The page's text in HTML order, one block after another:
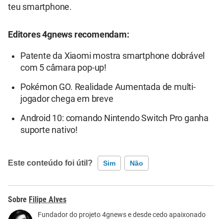
teu smartphone.
Editores 4gnews recomendam:
Patente da Xiaomi mostra smartphone dobrável
com 5 câmara pop-up!
Pokémon GO. Realidade Aumentada de multi-
jogador chega em breve
Android 10: comando Nintendo Switch Pro ganha
suporte nativo!
Este conteúdo foi útil? Sim Não
Este conteúdo contém informação incorreta
Este conteúdo não tem a informação que procuro
Filipe Alves
Fundador do projeto 4gnews e desde cedo apaixonado